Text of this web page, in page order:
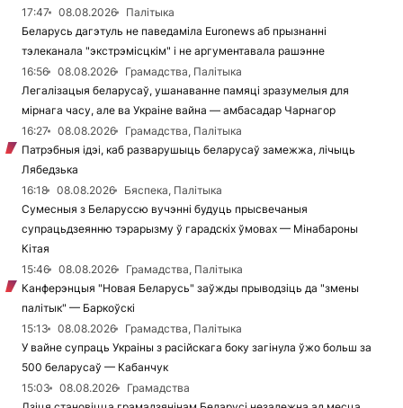
17:47
08.08.2026
Палітыка
Беларусь дагэтуль не паведаміла Euronews аб прызнанні
тэлеканала "экстрэмісцкім" і не аргументавала рашэнне
16:56
08.08.2026
Грамадства, Палітыка
Легалізацыя беларусаў, ушанаванне памяці зразумелыя для
мірнага часу, але ва Украіне вайна — амбасадар Чарнагор
16:27
08.08.2026
Грамадства, Палітыка
Патрэбныя ідэі, каб разварушыць беларусаў замежжа, лічыць
Лябедзька
16:18
08.08.2026
Бяспека, Палітыка
Сумесныя з Беларуссю вучэнні будуць прысвечаныя
супрацьдзеянню тэрарызму ў гарадскіх ўмовах — Мінабароны
Кітая
15:46
08.08.2026
Грамадства, Палітыка
Канферэнцыя "Новая Беларусь" заўжды прыводзіць да "змены
палітык" — Баркоўскі
15:13
08.08.2026
Грамадства, Палітыка
У вайне супраць Украіны з расійскага боку загінула ўжо больш за
500 беларусаў — Кабанчук
15:03
08.08.2026
Грамадства